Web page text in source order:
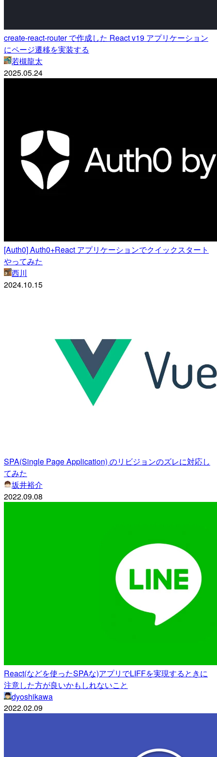
create-react-router で作成した React v19 アプリケーション
にページ遷移を実装する
若槻龍太
2025.05.24
[Auth0] Auth0+React アプリケーションでクイックスタート
やってみた
西川
2024.10.15
SPA(Single Page Application) のリビジョンのズレに対応し
てみた
坂井裕介
2022.09.08
React(などを使ったSPAな)アプリでLIFFを実現するときに
注意した方が良いかもしれないこと
dyoshikawa
2022.02.09